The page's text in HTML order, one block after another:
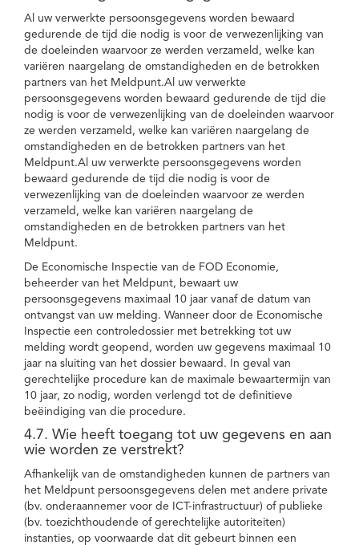
Al uw verwerkte persoonsgegevens worden bewaard
gedurende de tijd die nodig is voor de verwezenlijking van
de doeleinden waarvoor ze werden verzameld, welke kan
variëren naargelang de omstandigheden en de betrokken
partners van het Meldpunt.Al uw verwerkte
persoonsgegevens worden bewaard gedurende de tijd die
nodig is voor de verwezenlijking van de doeleinden waarvoor
ze werden verzameld, welke kan variëren naargelang de
omstandigheden en de betrokken partners van het
Meldpunt.Al uw verwerkte persoonsgegevens worden
bewaard gedurende de tijd die nodig is voor de
verwezenlijking van de doeleinden waarvoor ze werden
verzameld, welke kan variëren naargelang de
omstandigheden en de betrokken partners van het
Meldpunt.
De Economische Inspectie van de FOD Economie,
beheerder van het Meldpunt, bewaart uw
persoonsgegevens maximaal 10 jaar vanaf de datum van
ontvangst van uw melding. Wanneer door de Economische
Inspectie een controledossier met betrekking tot uw
melding wordt geopend, worden uw gegevens maximaal 10
jaar na sluiting van het dossier bewaard. In geval van
gerechtelijke procedure kan de maximale bewaartermijn van
10 jaar, zo nodig, worden verlengd tot de definitieve
beëindiging van die procedure.
4.7. Wie heeft toegang tot uw gegevens en aan
wie worden ze verstrekt?
Afhankelijk van de omstandigheden kunnen de partners van
het Meldpunt persoonsgegevens delen met andere private
(bv. onderaannemer voor de ICT-infrastructuur) of publieke
(bv. toezichthoudende of gerechtelijke autoriteiten)
instanties, op voorwaarde dat dit gebeurt binnen een